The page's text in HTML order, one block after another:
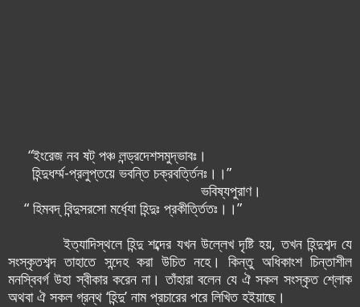
“ইংরেজ নব ষট্ পঞ্চ লন্ড্রদেশসমুদ্ভাবঃ।
হিন্দুধর্ম্ম-প্রলুপ্তয়ে ভবন্তি চক্রবর্ত্তিনঃ।।”
ভবিষ্যপুরাণ।
“ হিমবদ্ বিন্দুসরসো মর্ধ্যো হিন্দুঃ প্রকীর্ত্তিতঃ।।”
ইত্যাদিস্থলে হিন্দু শব্দের যখন উল্লেখ দৃষ্টি হয়, তখন হিন্দুশব্দ যে
সংস্কৃতশব্দ তাহাতে সন্দেহ করা উচিত নহে। কিন্তু অধিকাংশ চিন্তাশীল
মনস্বিবর্গ উহা স্বীকার করেন না। তাঁহারা বলেন যে ঐ সকল সংস্কৃত শ্লোক
অথবা ঐ সকল গ্রন্থ ‘হিন্দু’ নাম প্রচারের পরে লিখিত হ‌ইয়াছে।